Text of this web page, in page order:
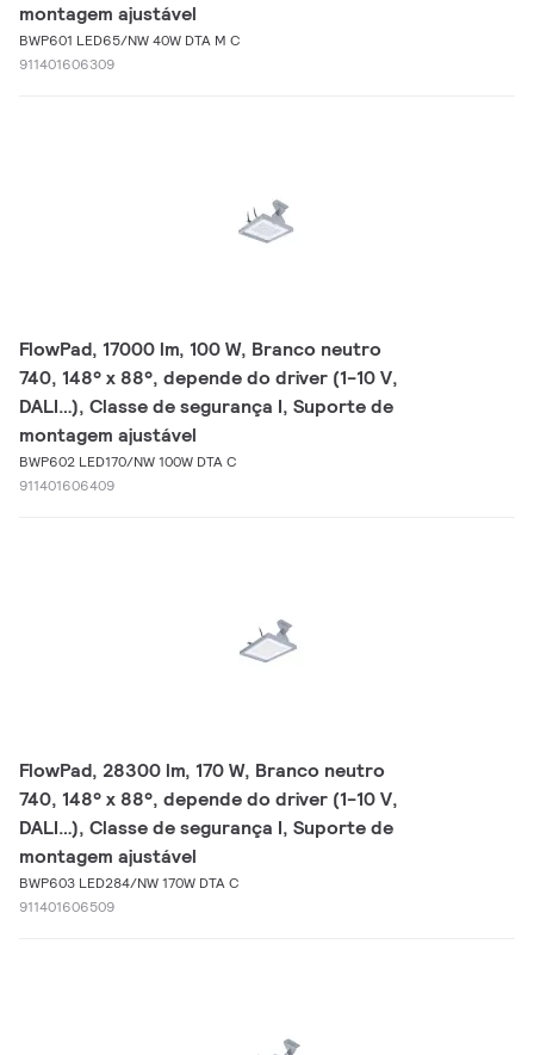
montagem ajustável
BWP601 LED65/NW 40W DTA M C
911401606309
FlowPad, 17000 lm, 100 W, Branco neutro
740, 148° x 88°, depende do driver (1-10 V,
DALI…), Classe de segurança I, Suporte de
montagem ajustável
BWP602 LED170/NW 100W DTA C
911401606409
FlowPad, 28300 lm, 170 W, Branco neutro
740, 148° x 88°, depende do driver (1-10 V,
DALI…), Classe de segurança I, Suporte de
montagem ajustável
BWP603 LED284/NW 170W DTA C
911401606509